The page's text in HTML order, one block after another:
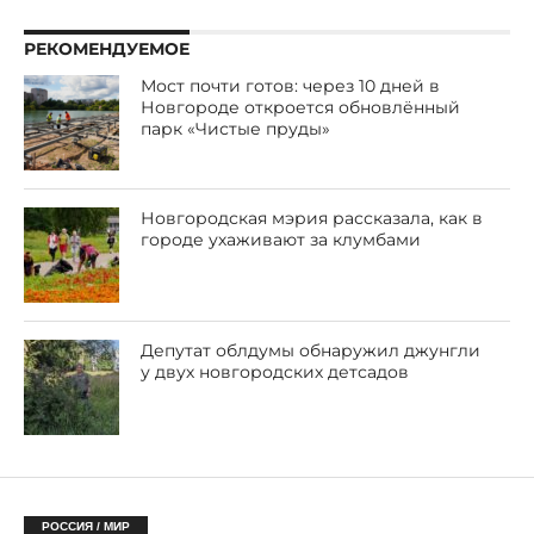
РЕКОМЕНДУЕМОЕ
Мост почти готов: через 10 дней в
Новгороде откроется обновлённый
парк «Чистые пруды»
Новгородская мэрия рассказала, как в
городе ухаживают за клумбами
Депутат облдумы обнаружил джунгли
у двух новгородских детсадов
РОССИЯ / МИР